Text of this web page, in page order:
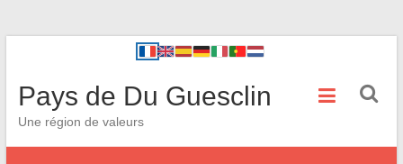
Pays de Du Guesclin
Une région de valeurs